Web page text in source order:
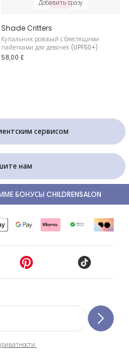
Добавить сразу
Shade Critters
Купальник розовый с блестящими
пайетками для девочек (UPF50+)
58,00 £
сервисом
нам
БОНУСЫ CHILDRENSALON